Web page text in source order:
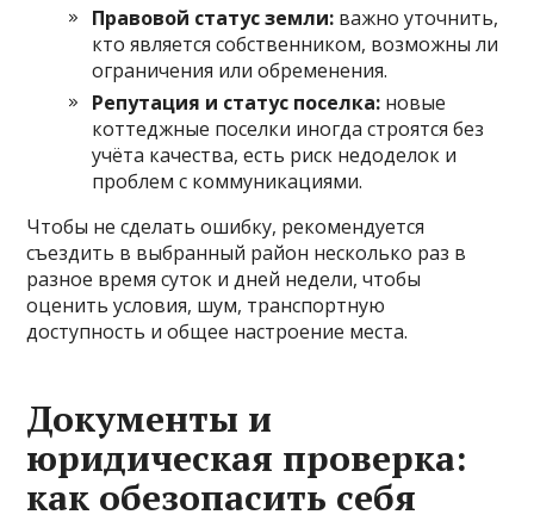
Правовой статус земли: важно уточнить,
кто является собственником, возможны ли
ограничения или обременения.
Репутация и статус поселка: новые
коттеджные поселки иногда строятся без
учёта качества, есть риск недоделок и
проблем с коммуникациями.
Чтобы не сделать ошибку, рекомендуется
съездить в выбранный район несколько раз в
разное время суток и дней недели, чтобы
оценить условия, шум, транспортную
доступность и общее настроение места.
Документы и
юридическая проверка:
как обезопасить себя